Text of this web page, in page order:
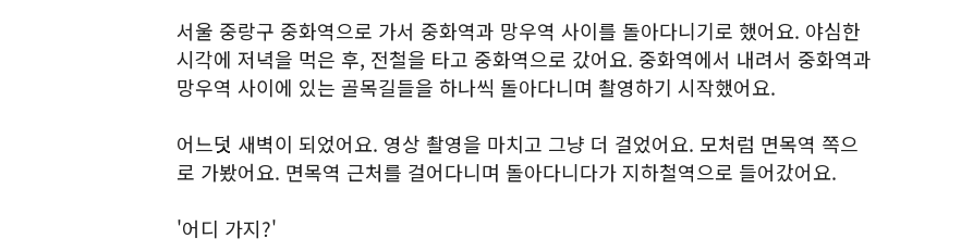
서울 중랑구 중화역으로 가서 중화역과 망우역 사이를 돌아다니기로 했어요. 야심한
시각에 저녁을 먹은 후, 전철을 타고 중화역으로 갔어요. 중화역에서 내려서 중화역과
망우역 사이에 있는 골목길들을 하나씩 돌아다니며 촬영하기 시작했어요.
어느덧 새벽이 되었어요. 영상 촬영을 마치고 그냥 더 걸었어요. 모처럼 면목역 쪽으
로 가봤어요. 면목역 근처를 걸어다니며 돌아다니다가 지하철역으로 들어갔어요.
'어디 가지?'